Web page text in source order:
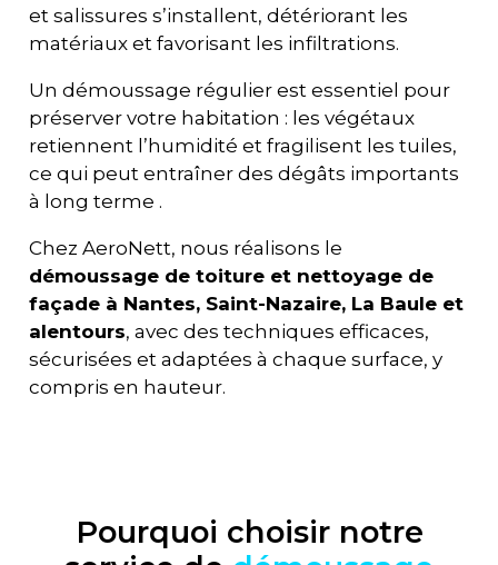
et salissures s’installent, détériorant les
matériaux et favorisant les infiltrations.
Un démoussage régulier est essentiel pour
préserver votre habitation : les végétaux
retiennent l’humidité et fragilisent les tuiles,
ce qui peut entraîner des dégâts importants
à long terme .
Chez AeroNett, nous réalisons le
démoussage de toiture et nettoyage de
façade à Nantes, Saint-Nazaire, La Baule et
alentours, avec des techniques efficaces,
sécurisées et adaptées à chaque surface, y
compris en hauteur.
Pourquoi choisir notre